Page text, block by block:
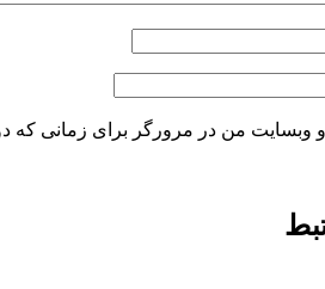
و وبسایت من در مرورگر برای زمانی که